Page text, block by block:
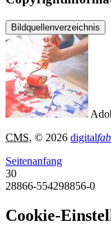
Bildquellenverzeichnis
CMS, © 2026 digital
Seitenanfang
30
28866-554298856-0
Cookie-